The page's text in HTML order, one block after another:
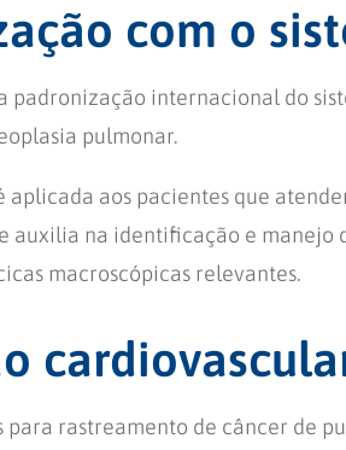
com o
padronização internacional do
pulmonar.
aplicada aos pacientes que
auxilia na identificação e manejo
macroscópicas relevantes.
para rastreamento de câncer de